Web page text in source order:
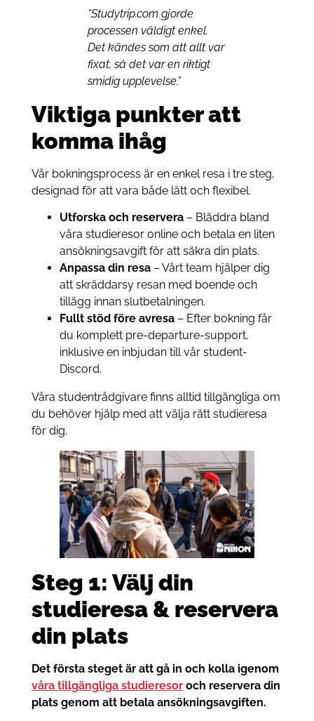
“Studytrip.com gjorde
processen väldigt enkel.
Det kändes som att allt var
fixat, så det var en riktigt
smidig upplevelse.”
Viktiga punkter att
komma ihåg
Vår bokningsprocess är en enkel resa i tre steg,
designad för att vara både lätt och flexibel.
Utforska och reservera– Bläddra bland
våra studieresor online och betala en liten
ansökningsavgift för att säkra din plats.
Anpassa din resa– Vårt team hjälper dig
att skräddarsy resan med boende och
tillägg innan slutbetalningen.
Fullt stöd före avresa– Efter bokning får
du komplett pre-departure-support,
inklusive en inbjudan till vår student-
Discord.
Våra studentrådgivare finns alltid tillgängliga om
du behöver hjälp med att välja rätt studieresa
för dig.
Steg 1: Välj din
studieresa & reservera
din plats
Det första steget är att gå in och kolla igenom
våra tillgängliga studieresoroch reservera din
plats genom att betala ansökningsavgiften.